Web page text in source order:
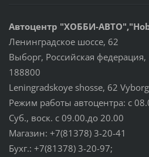
Автоцентр "ХОББИ-
Ленинградское шоссе, 62
Выборг, Российская федерация,
188800
Leningradskoye shosse, 62
Режим работы автоцентра: с
Суб., воск. с 09.00.до 20.00
Магазин: +7(81378) 3-20-41
Бухг.: +7(81378) 3-20-97;